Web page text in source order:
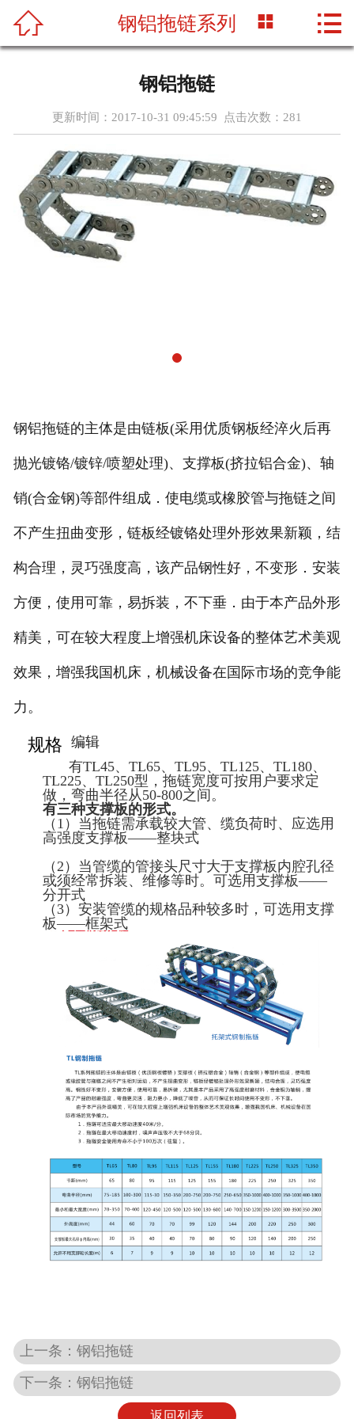
 首页
工程案例
 钢铝拖链系列  
钢铝拖链
更新时间：2017-10-31 09:45:59 点击次数： 281
钢铝拖链的主体是由链板(采用优质钢板经淬火后再
抛光镀铬/镀锌/喷塑处理)、支撑板(挤拉铝合金)、轴
销(合金钢)等部件组成．使电缆或橡胶管与拖链之间
不产生扭曲变形，链板经镀铬处理外形效果新颖，结
构合理，灵巧强度高，该产品钢性好，不变形．安装
方便，使用可靠，易拆装，不下垂．由于本产品外形
精美，可在较大程度上增强机床设备的整体艺术美观
效果，增强我国机床，机械设备在国际市场的竞争能
力。
规格 编辑
有TL45、TL65、TL95、TL125、TL180、
TL225、TL250型，拖链宽度可按用户要求定
做，弯曲半径从50-800之间。
有三种支撑板的形式。
（1）当拖链需承载较大管、缆负荷时、应选用
高强度支撑板——整块式
（2）当管缆的管接头尺寸大于支撑板内腔孔径
或须经常拆装、维修等时。可选用支撑板——
分开式
（3）安装管缆的规格品种较多时，可选用支撑
板——框架式
上一条：钢铝拖链
下一条：钢铝拖链